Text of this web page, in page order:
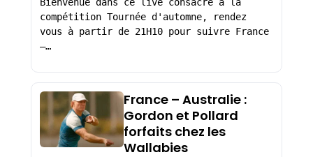
Bienvenue dans ce live consacré à la
compétition Tournée d'automne, rendez
vous à partir de 21H10 pour suivre France
–…
France – Australie :
Gordon et Pollard
forfaits chez les
Wallabies